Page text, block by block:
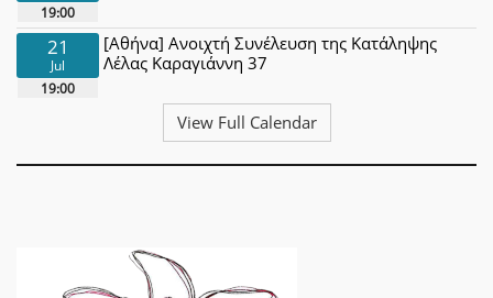
19:00
21
Jul
19:00
[Αθήνα] Ανοιχτή Συνέλευση της Κατάληψης
Λέλας Καραγιάννη 37
View Full Calendar